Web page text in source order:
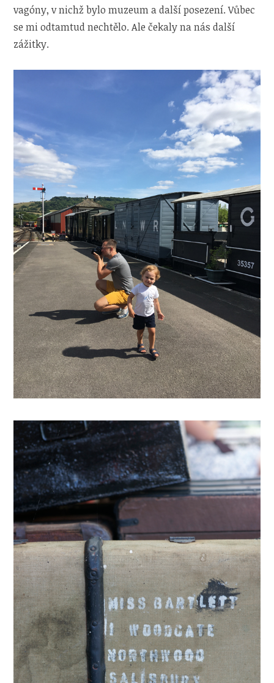
vagóny, v nichž bylo muzeum a další posezení. Vůbec
se mi odtamtud nechtělo. Ale čekaly na nás další
zážitky.